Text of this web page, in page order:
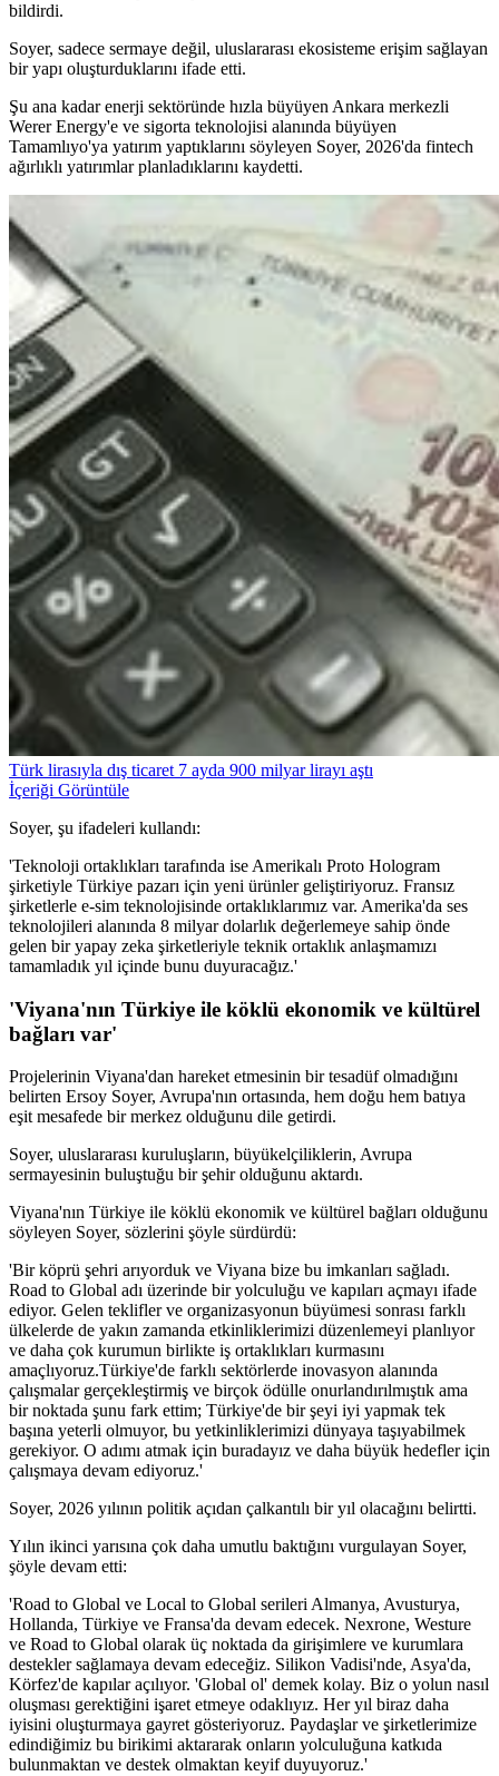
bildirdi.
Soyer, sadece sermaye değil, uluslararası ekosisteme erişim sağlayan
bir yapı oluşturduklarını ifade etti.
Şu ana kadar enerji sektöründe hızla büyüyen Ankara merkezli
Werer Energy'e ve sigorta teknolojisi alanında büyüyen
Tamamlıyo'ya yatırım yaptıklarını söyleyen Soyer, 2026'da fintech
ağırlıklı yatırımlar planladıklarını kaydetti.
Türk lirasıyla dış ticaret 7 ayda 900 milyar lirayı aştı
İçeriği Görüntüle
Soyer, şu ifadeleri kullandı:
'Teknoloji ortaklıkları tarafında ise Amerikalı Proto Hologram
şirketiyle Türkiye pazarı için yeni ürünler geliştiriyoruz. Fransız
şirketlerle e-sim teknolojisinde ortaklıklarımız var. Amerika'da ses
teknolojileri alanında 8 milyar dolarlık değerlemeye sahip önde
gelen bir yapay zeka şirketleriyle teknik ortaklık anlaşmamızı
tamamladık yıl içinde bunu duyuracağız.'
'Viyana'nın Türkiye ile köklü ekonomik ve kültürel
bağları var'
Projelerinin Viyana'dan hareket etmesinin bir tesadüf olmadığını
belirten Ersoy Soyer, Avrupa'nın ortasında, hem doğu hem batıya
eşit mesafede bir merkez olduğunu dile getirdi.
Soyer, uluslararası kuruluşların, büyükelçiliklerin, Avrupa
sermayesinin buluştuğu bir şehir olduğunu aktardı.
Viyana'nın Türkiye ile köklü ekonomik ve kültürel bağları olduğunu
söyleyen Soyer, sözlerini şöyle sürdürdü:
'Bir köprü şehri arıyorduk ve Viyana bize bu imkanları sağladı.
Road to Global adı üzerinde bir yolculuğu ve kapıları açmayı ifade
ediyor. Gelen teklifler ve organizasyonun büyümesi sonrası farklı
ülkelerde de yakın zamanda etkinliklerimizi düzenlemeyi planlıyor
ve daha çok kurumun birlikte iş ortaklıkları kurmasını
amaçlıyoruz.Türkiye'de farklı sektörlerde inovasyon alanında
çalışmalar gerçekleştirmiş ve birçok ödülle onurlandırılmıştık ama
bir noktada şunu fark ettim; Türkiye'de bir şeyi iyi yapmak tek
başına yeterli olmuyor, bu yetkinliklerimizi dünyaya taşıyabilmek
gerekiyor. O adımı atmak için buradayız ve daha büyük hedefler için
çalışmaya devam ediyoruz.'
Soyer, 2026 yılının politik açıdan çalkantılı bir yıl olacağını belirtti.
Yılın ikinci yarısına çok daha umutlu baktığını vurgulayan Soyer,
şöyle devam etti:
'Road to Global ve Local to Global serileri Almanya, Avusturya,
Hollanda, Türkiye ve Fransa'da devam edecek. Nexrone, Westure
ve Road to Global olarak üç noktada da girişimlere ve kurumlara
destekler sağlamaya devam edeceğiz. Silikon Vadisi'nde, Asya'da,
Körfez'de kapılar açılıyor. 'Global ol' demek kolay. Biz o yolun nasıl
oluşması gerektiğini işaret etmeye odaklıyız. Her yıl biraz daha
iyisini oluşturmaya gayret gösteriyoruz. Paydaşlar ve şirketlerimize
edindiğimiz bu birikimi aktararak onların yolculuğuna katkıda
bulunmaktan ve destek olmaktan keyif duyuyoruz.'